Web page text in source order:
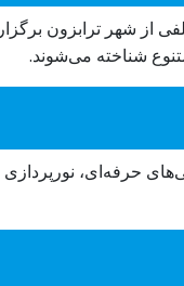
از شهر ترابزون
شناخته می‌شوند.
حرفه‌ای،